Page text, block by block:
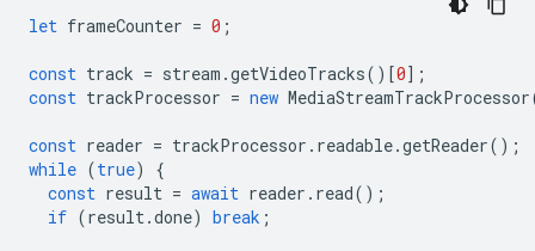
let frameCounter = 0 ;
const track = stream .getVideoTracks()[0];
const trackProcessor = new MediaStreamTrackProcessor
const reader = trackProcessor . readable.getReader();
while (true)
{
const result = await reader . read();
if (result .done) break ;